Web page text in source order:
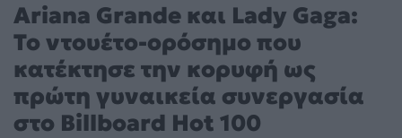
Ariana Grande και Lady Gaga:
Το ντουέτο-ορόσημο που
κατέκτησε την κορυφή ως
πρώτη γυναικεία συνεργασία
στο Billboard Hot 100